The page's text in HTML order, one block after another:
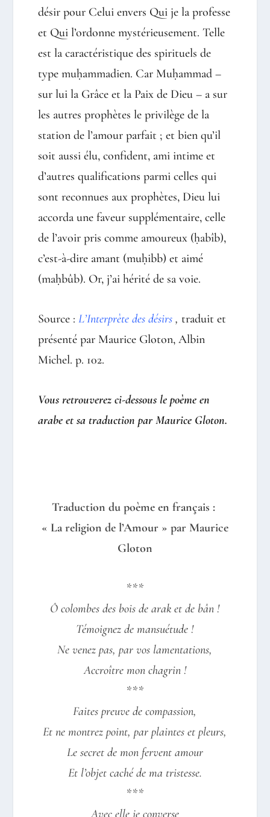
désir pour Celui envers Qui je la professe
et Qui l’ordonne mystérieusement. Telle
est la caractéristique des spirituels de
type muḥammadien. Car Muḥammad –
sur lui la Grâce et la Paix de Dieu – a sur
les autres prophètes le privilège de la
station de l’amour parfait ; et bien qu’il
soit aussi élu, confident, ami intime et
d’autres qualifications parmi celles qui
sont reconnues aux prophètes, Dieu lui
accorda une faveur supplémentaire, celle
de l’avoir pris comme amoureux (ḥabîb),
c’est-à-dire amant (muḥibb) et aimé
(maḥbûb). Or, j’ai hérité de sa voie.
Source : L’Interprète des désirs , traduit et
présenté par Maurice Gloton, Albin
Michel. p. 102.
Vous retrouverez ci-dessous le poème en
arabe et sa traduction par Maurice Gloton.
Traduction du poème en français :
« La religion de l’Amour » par Maurice
Gloton
***
Ô colombes des bois de arak et de bân !
Témoignez de mansuétude !
Ne venez pas, par vos lamentations,
Accroître mon chagrin !
***
Faites preuve de compassion,
Et ne montrez point, par plaintes et pleurs,
Le secret de mon fervent amour
Et l’objet caché de ma tristesse.
***
Avec elle je converse